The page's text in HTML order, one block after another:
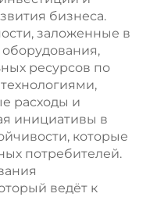
бизнеса.
заложенные в
ресурсов по
расходы и
инициативы в
которые
потребителей.
ведёт к